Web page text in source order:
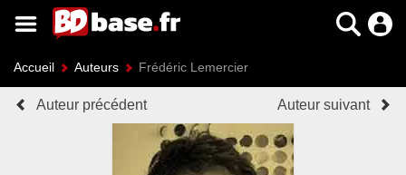
Accueil Auteurs Frédéric Lemercier
Auteur précédent Auteur suivant